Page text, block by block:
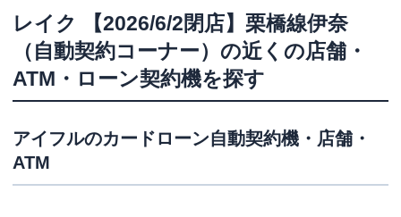
レイク
【2026/6/2閉店】栗橋線伊奈
（自動契約コーナー） の近くの店舗・
ATM・ローン契約機を探す
アイフルのカードローン自動契約機・店舗・
ATM